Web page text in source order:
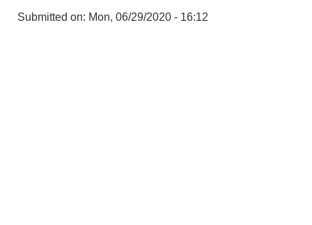
Submitted on: Mon, 06/29/2020 - 16:12